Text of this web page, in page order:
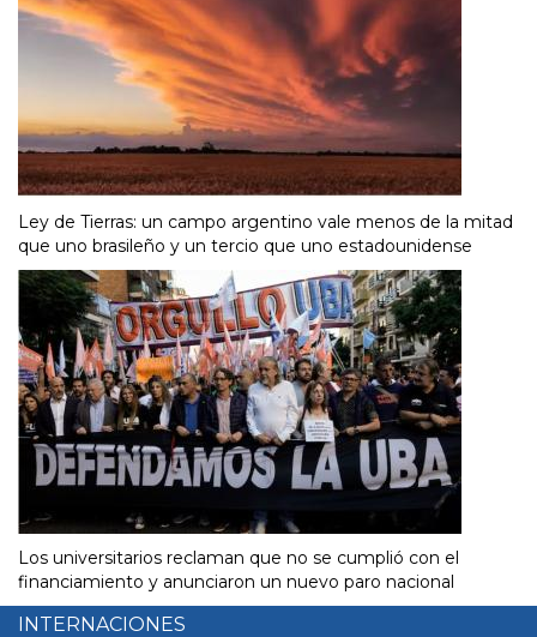
Ley de Tierras: un campo argentino vale menos de la mitad
que uno brasileño y un tercio que uno estadounidense
Los universitarios reclaman que no se cumplió con el
financiamiento y anunciaron un nuevo paro nacional
INTERNACIONES